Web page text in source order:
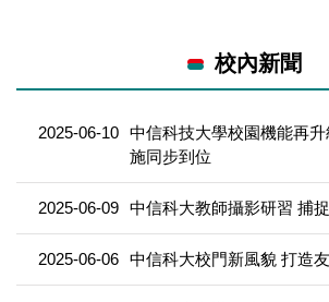
校內新聞
2025-06-10 中信科技大學校園機能再
施同步到位
2025-06-09 中信科大教師攝影研習 捕
2025-06-06 中信科大校門新風貌 打造